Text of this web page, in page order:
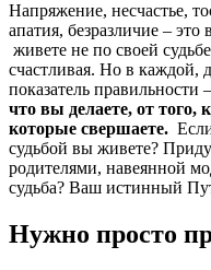
Напряжение, несчастье,
апатия, безразличие – это
живете не по своей
счастливая. Но в каждой,
показатель правильности –
что вы делаете, от того,
которые свершаете.
судьбой вы живете?
родителями, навеянной
судьба? Ваш истинный
Нужно просто